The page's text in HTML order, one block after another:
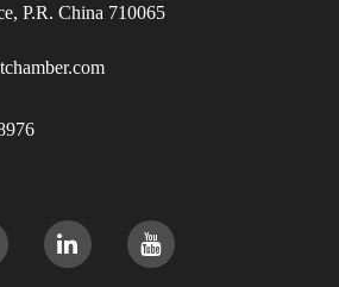
P.R. China 710065